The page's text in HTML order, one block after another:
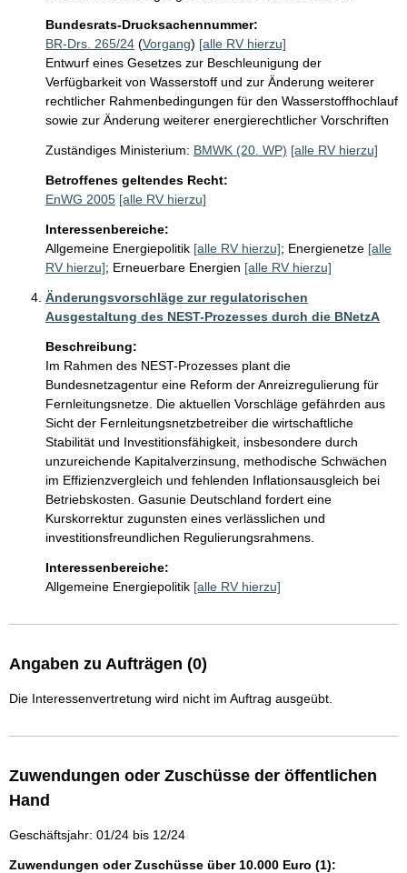
Bundesrats-Drucksachennummer:
BR-Drs. 265/24 (Vorgang) [alle RV hierzu]
Entwurf eines Gesetzes zur Beschleunigung der
Verfügbarkeit von Wasserstoff und zur Änderung weiterer
rechtlicher Rahmenbedingungen für den Wasserstoffhochlauf
sowie zur Änderung weiterer energierechtlicher Vorschriften
Zuständiges Ministerium: BMWK (20. WP) [alle RV hierzu]
Betroffenes geltendes Recht:
EnWG 2005 [alle RV hierzu]
Interessenbereiche:
Allgemeine Energiepolitik [alle RV hierzu]; Energienetze [alle
RV hierzu]; Erneuerbare Energien [alle RV hierzu]
Änderungsvorschläge zur regulatorischen
Ausgestaltung des NEST-Prozesses durch die BNetzA
Beschreibung:
Im Rahmen des NEST-Prozesses plant die
Bundesnetzagentur eine Reform der Anreizregulierung für
Fernleitungsnetze. Die aktuellen Vorschläge gefährden aus
Sicht der Fernleitungsnetzbetreiber die wirtschaftliche
Stabilität und Investitionsfähigkeit, insbesondere durch
unzureichende Kapitalverzinsung, methodische Schwächen
im Effizienzvergleich und fehlenden Inflationsausgleich bei
Betriebskosten. Gasunie Deutschland fordert eine
Kurskorrektur zugunsten eines verlässlichen und
investitionsfreundlichen Regulierungsrahmens.
Interessenbereiche:
Allgemeine Energiepolitik [alle RV hierzu]
Angaben zu Aufträgen (0)
Die Interessenvertretung wird nicht im Auftrag ausgeübt.
Zuwendungen oder Zuschüsse der öffentlichen
Hand
Geschäftsjahr: 01/24 bis 12/24
Zuwendungen oder Zuschüsse über 10.000 Euro (1):